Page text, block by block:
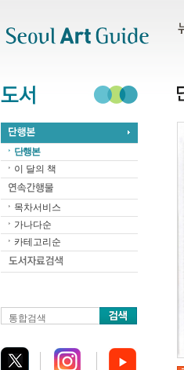
단행본
이 달의 책
목차서비스
가나다순
카테고리순
통합검색